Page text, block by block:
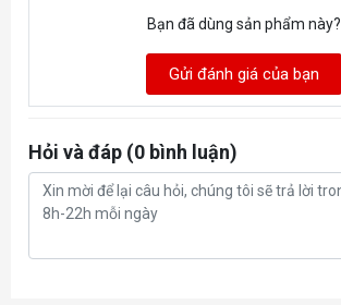
Bạn đã dùng sản phẩm này?
Gửi đánh giá của bạn
Hỏi và đáp (0 bình luận)